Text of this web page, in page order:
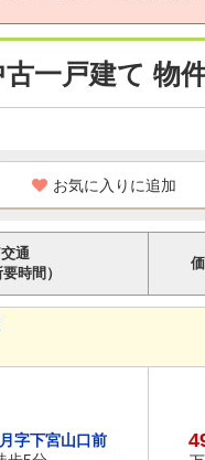
一戸建て 物
お気に入りに追加
通
時間）
字下宮山口前